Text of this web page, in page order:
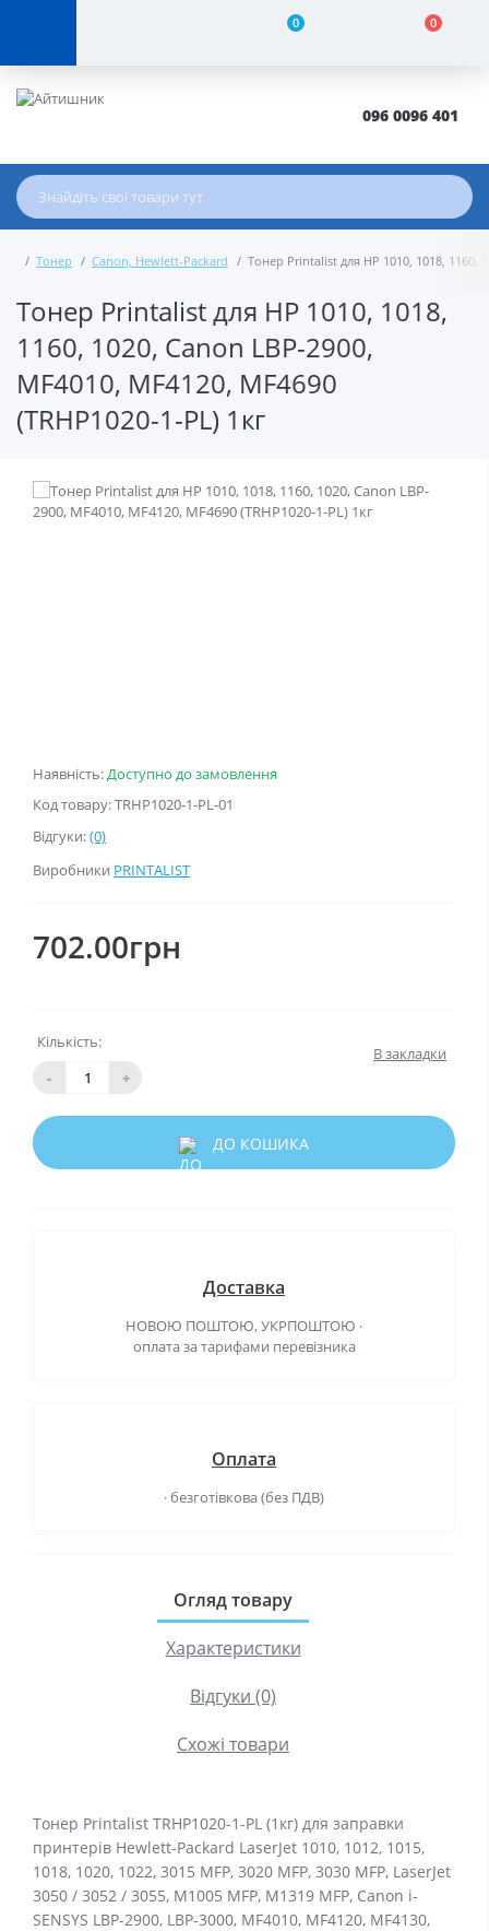
0 0
096 0096 401
Тонер Canon, Hewlett-Packard Тонер Printalist для HP 1010, 1018, 1160,
Тонер Printalist для HP 1010, 1018,
1160, 1020, Canon LBP-2900,
MF4010, MF4120, MF4690
(TRHP1020-1-PL) 1кг
Наявність:Доступно до замовлення
Код товару: TRHP1020-1-PL-01
Відгуки:(0)
Виробники PRINTALIST
702.00грн
Кількість:
-
+
В закладки
ДО КОШИКА
Доставка
НОВОЮ ПОШТОЮ, УКРПОШТОЮ ·
оплата за тарифами перевізника
Оплата
· безготівкова (без ПДВ)
Огляд товару
Характеристики
Відгуки (0)
Схожі товари
Тонер Printalist TRHP1020-1-PL (1кг) для заправки
принтерів Hewlett-Packard LaserJet 1010, 1012, 1015,
1018, 1020, 1022, 3015 MFP, 3020 MFP, 3030 MFP, LaserJet
3050 / 3052 / 3055, M1005 MFP, M1319 MFP, Canon i-
SENSYS LBP-2900, LBP-3000, MF4010, MF4120, MF4130,